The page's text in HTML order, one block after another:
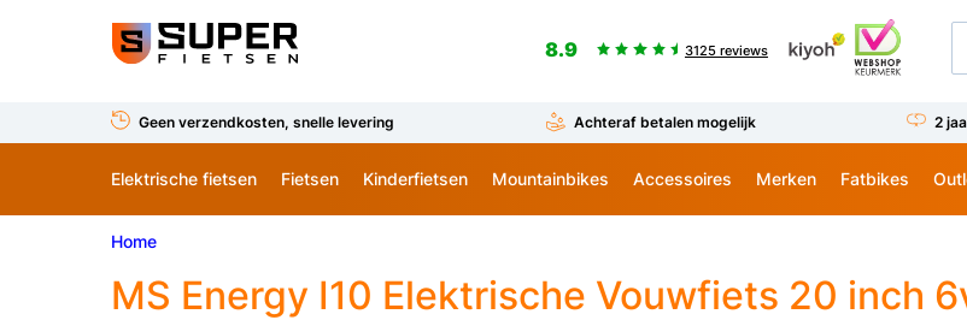
8.9 3125 reviews
Geen verzendkosten, snelle levering Achteraf betalen mogelijk 2
Elektrische fietsen Fietsen Kinderfietsen Mountainbikes Accessoires Merken Fatbikes
Home
MS Energy I10 Elektrische Vouwfiets 20 inch